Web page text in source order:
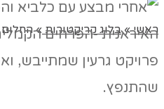
ראשי » בלוג קריקטורות » החלום